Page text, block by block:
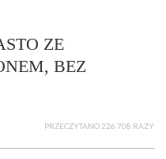
ZE
BEZ
PRZECZYTANO 226 708 RAZY